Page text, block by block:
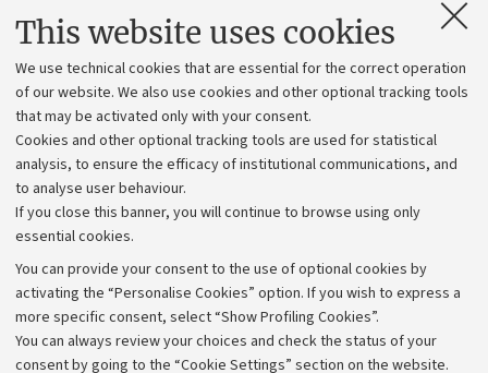
This website uses cookies
We use technical cookies that are essential for the correct operation
of our website. We also use cookies and other optional tracking tools
that may be activated only with your consent.
Cookies and other optional tracking tools are used for statistical
analysis, to ensure the efficacy of institutional communications, and
to analyse user behaviour.
If you close this banner, you will continue to browse using only
essential cookies.
You can provide your consent to the use of optional cookies by
activating the “Personalise Cookies” option. If you wish to express a
more specific consent, select “Show Profiling Cookies”.
You can always review your choices and check the status of your
consent by going to the “Cookie Settings” section on the website.
Contacts and certified e-mail (PEC)
Administrative divisions
Work with us
Alumni community
Strategic plan
University budgets
Calls and competitions
Transparent administration
Appeals lodged